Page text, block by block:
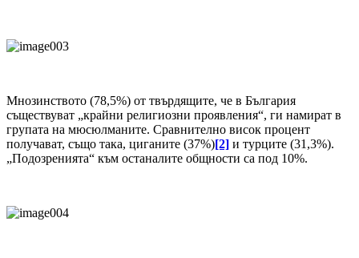
Мнозинството (78,5%) от твърдящите, че в България
съществуват „крайни религиозни проявления“, ги намират в
групата на мюсюлманите. Сравнително висок процент
получават, също така, циганите (37%)[2] и турците (31,3%).
„Подозренията“ към останалите общности са под 10%.